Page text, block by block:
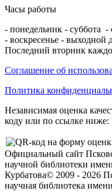
Часы работы
- понедельник - суббота -
- воскресенье - выходной
Последний вторник
Соглашение об
Политика
Независимая оценка
коду или по ссылке ниже:
Официальный сайт
научной библиотеки
Курбатова© 2009 - 2026
научная библиотека